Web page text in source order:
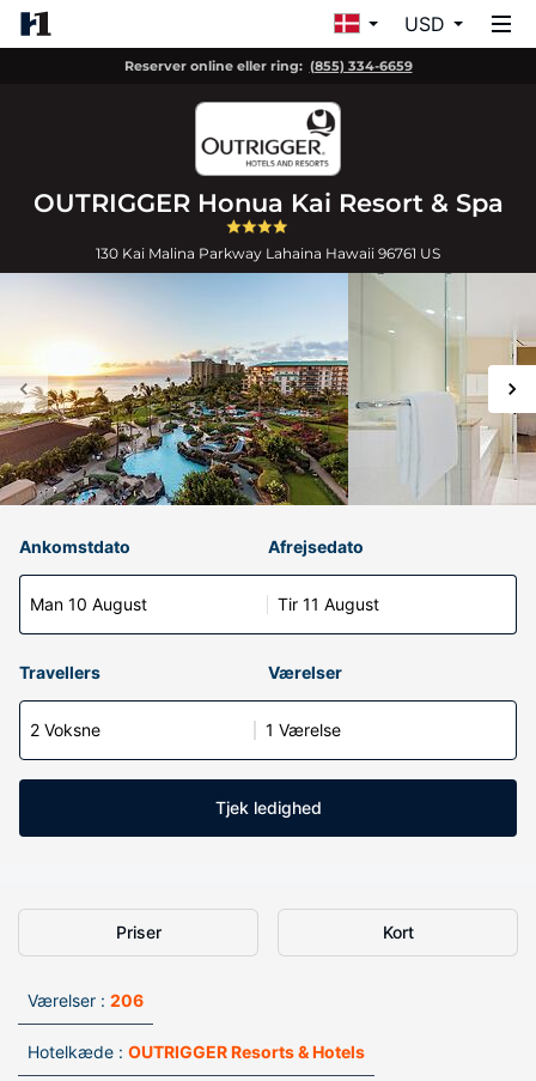
USD
Reserver online eller ring: (855) 334-6659
OUTRIGGER Honua Kai Resort & Spa
130 Kai Malina Parkway Lahaina Hawaii 96761 US
Ankomstdato
Man 10 August
Afrejsedato
Tir 11 August
Travellers Værelser
2 Voksne 1 Værelse
Tjek ledighed
Priser Kort
Værelser : 206
Hotelkæde : OUTRIGGER Resorts & Hotels